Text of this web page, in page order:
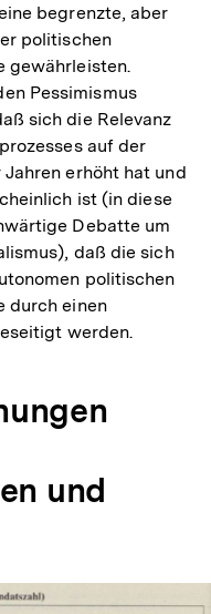
der
begrenzte, aber
politischen
gewährleisten.
Pessimismus
sich die Relevanz
auf der
erhöht hat und
ist (in diese
Debatte um
daß die sich
politischen
durch einen
werden.
und